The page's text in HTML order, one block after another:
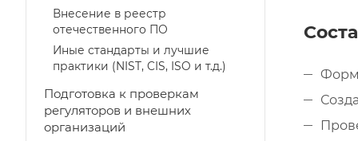
Внесение в реестр
отечественного ПО
Иные стандарты и лучшие
практики (NIST, CIS, ISO и т.д.)
Подготовка к проверкам
регуляторов и внешних
организаций